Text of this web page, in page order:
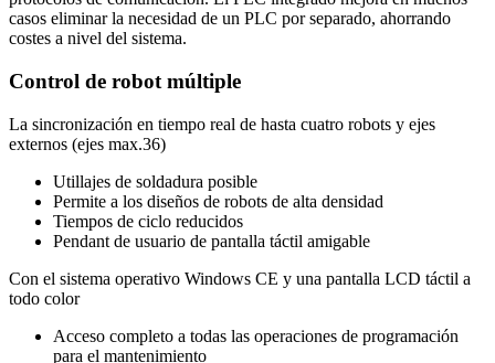
casos eliminar la necesidad de un PLC por separado, ahorrando
costes a nivel del sistema.
Control de robot múltiple
La sincronización en tiempo real de hasta cuatro robots y ejes
externos (ejes max.36)
Utillajes de soldadura posible
Permite a los diseños de robots de alta densidad
Tiempos de ciclo reducidos
Pendant de usuario de pantalla táctil amigable
Con el sistema operativo Windows CE y una pantalla LCD táctil a
todo color
Acceso completo a todas las operaciones de programación
para el mantenimiento